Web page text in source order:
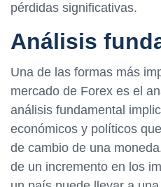
pérdidas significativas.
Análisis
Una de las formas más
mercado de Forex es el
análisis fundamental
económicos y políticos
de cambio de una
de un incremento en los